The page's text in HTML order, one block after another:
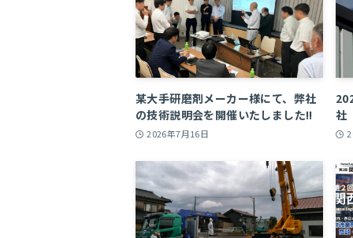
某大手研磨剤メーカー様にて、弊社
の技術説明会を開催いたしました!!
2026年7月16日